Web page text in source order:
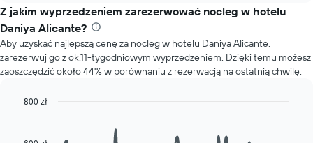
średnią
cenę
za
pokój
cenę
pokoju
dla
każdego
dnia
tygodnia
ma
Z jakim wyprzedzeniem zarezerwować nocleg w hotelu
Daniya Alicante?
Aby uzyskać najlepszą cenę za nocleg w hotelu Daniya Alicante,
zarezerwuj go z ok.11-tygodniowym wyprzedzeniem. Dzięki temu możesz
zaoszczędzić około 44% w porównaniu z rezerwacją na ostatnią chwilę.
with
800 zł